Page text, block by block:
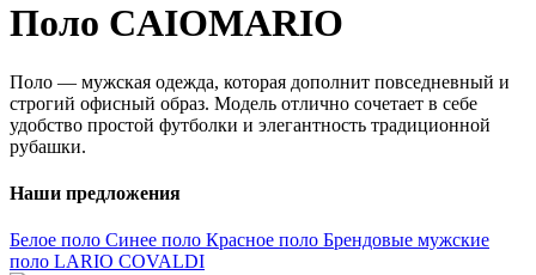
Поло CAIOMARIO
Поло — мужская одежда, которая дополнит повседневный и
строгий офисный образ. Модель отлично сочетает в себе
удобство простой футболки и элегантность традиционной
рубашки.
Наши предложения
Белое поло Синее поло Красное поло Брендовые мужские
поло LARIO COVALDI